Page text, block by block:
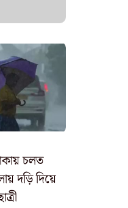
চলত
দড়ি দিয়ে